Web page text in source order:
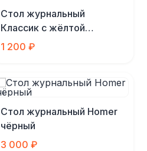
Стол журнальный
Классик с жёлтой
столешницей
1 200 ₽
Стол журнальный Homer
чёрный
3 000 ₽